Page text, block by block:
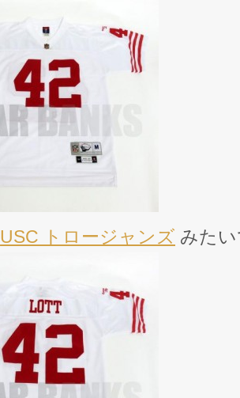
USC トロージャンズ みた